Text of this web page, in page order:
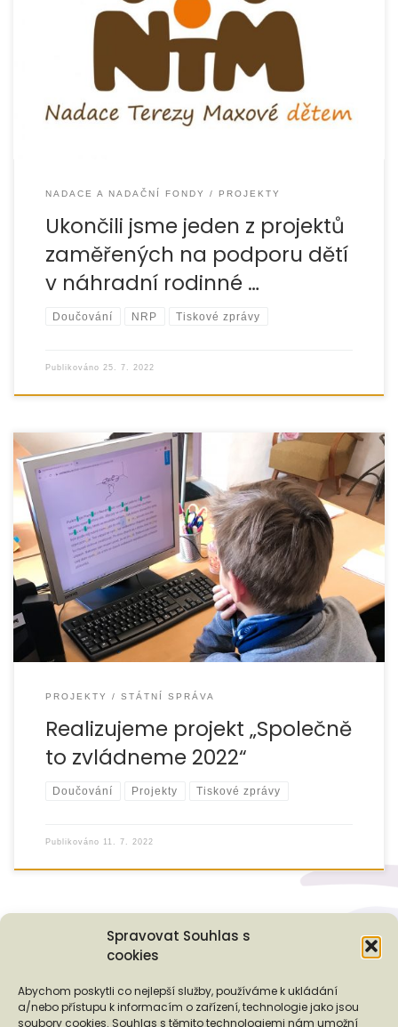
Spravovat Souhlas s
cookies
Abychom poskytli co nejlepší služby, používáme k ukládání
a/nebo přístupu k informacím o zařízení, technologie jako jsou
soubory cookies. Souhlas s těmito technologiemi nám umožní
Od ledna do konce června jsme realizovali projekt
zaměřený na podporu školní úspěšnosti dětí v náhradní
rodinné péči, který finančně podpořil […]
NADACE A NADAČNÍ FONDY PROJEKTY
Ukončili jsme jeden z projektů
zaměřených na podporu dětí
v náhradní rodinné …
Doučování NRP Tiskové zprávy
Publikováno 25. 7. 2022
Projekt „Společně to zvládneme 2022“ je financován
z rozpočtu Evropské unie v rámci Národního plánu obnovy
a je zaměřen na podporu doučování žáků […]
PROJEKTY STÁTNÍ SPRÁVA
Realizujeme projekt „Společně
to zvládneme 2022“
Doučování Projekty Tiskové zprávy
Publikováno 11. 7. 2022
Podporují nás...